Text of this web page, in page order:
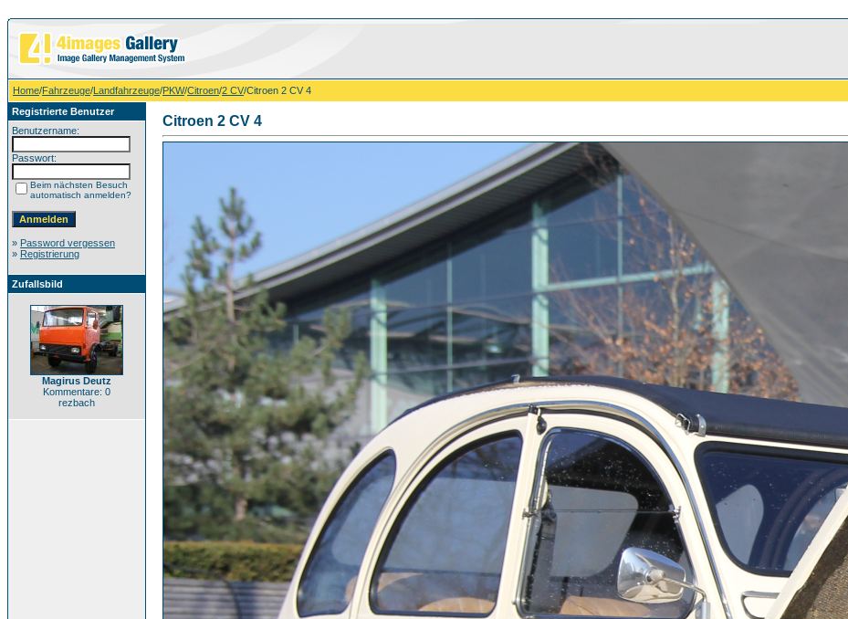
Home/Fahrzeuge/Landfahrzeuge/PKW/Citroen/2 CV/Citroen 2 CV 4
Registrierte Benutzer
Benutzername:
Passwort:
Beim nächsten Besuch
automatisch anmelden?
» Password vergessen
» Registrierung
Zufallsbild
Magirus Deutz
Kommentare: 0
rezbach
Citroen 2 CV 4